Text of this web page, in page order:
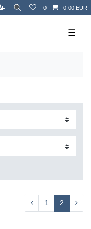
0 0,00 EUR
☰
1 2